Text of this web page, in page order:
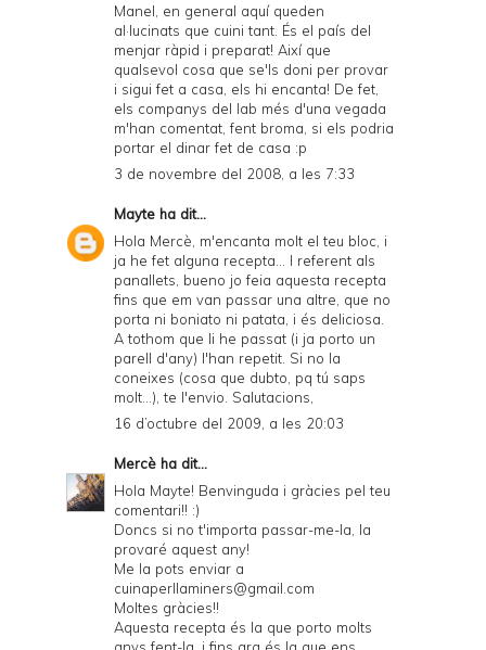
Manel, en general aquí queden
al·lucinats que cuini tant. És el país del
menjar ràpid i preparat! Així que
qualsevol cosa que se'ls doni per provar
i sigui fet a casa, els hi encanta! De fet,
els companys del lab més d'una vegada
m'han comentat, fent broma, si els podria
portar el dinar fet de casa :p
3 de novembre del 2008, a les 7:33
Mayte ha dit...
Hola Mercè, m'encanta molt el teu bloc, i
ja he fet alguna recepta... I referent als
panallets, bueno jo feia aquesta recepta
fins que em van passar una altre, que no
porta ni boniato ni patata, i és deliciosa.
A tothom que li he passat (i ja porto un
parell d'any) l'han repetit. Si no la
coneixes (cosa que dubto, pq tú saps
molt...), te l'envio. Salutacions,
16 d’octubre del 2009, a les 20:03
Mercè ha dit...
Hola Mayte! Benvinguda i gràcies pel teu
comentari!! :)
Doncs si no t'importa passar-me-la, la
provaré aquest any!
Me la pots enviar a
cuinaperllaminers@gmail.com
Moltes gràcies!!
Aquesta recepta és la que porto molts
anys fent-la, i fins ara és la que ens